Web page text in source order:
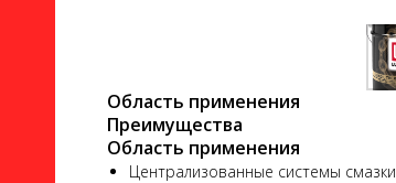
Область применения
Преимущества
Область применения
Централизованные системы